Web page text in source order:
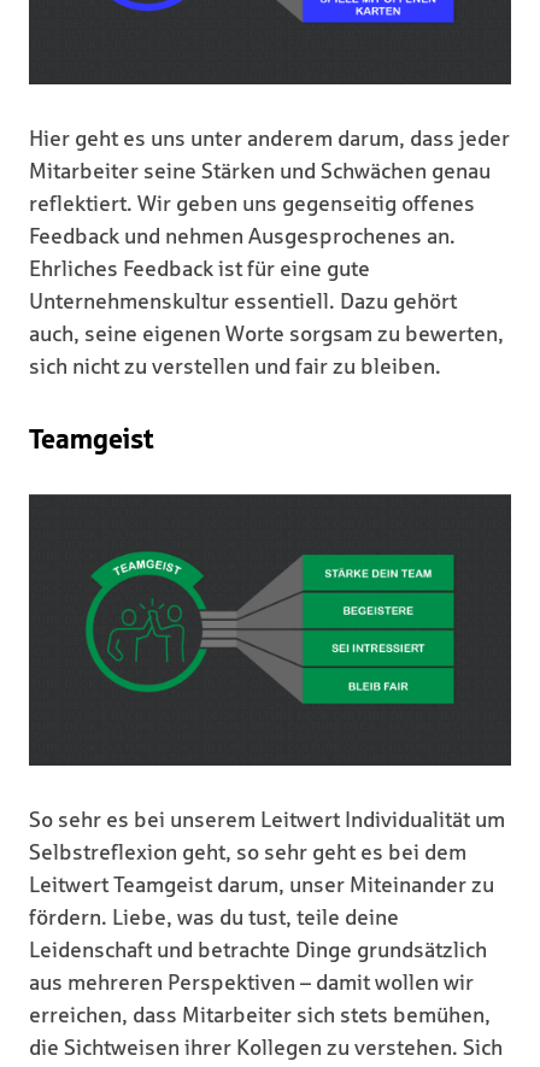
Hier geht es uns unter anderem darum, dass jeder
Mitarbeiter seine Stärken und Schwächen genau
reflektiert. Wir geben uns gegenseitig offenes
Feedback und nehmen Ausgesprochenes an.
Ehrliches Feedback ist für eine gute
Unternehmenskultur essentiell. Dazu gehört
auch, seine eigenen Worte sorgsam zu bewerten,
sich nicht zu verstellen und fair zu bleiben.
Teamgeist
So sehr es bei unserem Leitwert Individualität um
Selbstreflexion geht, so sehr geht es bei dem
Leitwert Teamgeist darum, unser Miteinander zu
fördern. Liebe, was du tust, teile deine
Leidenschaft und betrachte Dinge grundsätzlich
aus mehreren Perspektiven – damit wollen wir
erreichen, dass Mitarbeiter sich stets bemühen,
die Sichtweisen ihrer Kollegen zu verstehen. Sich